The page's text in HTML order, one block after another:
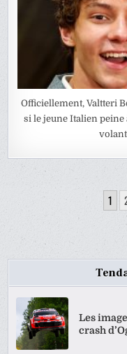
Officiellement, Valtteri
si le jeune Italien
PAGINATION
1
Les
crash